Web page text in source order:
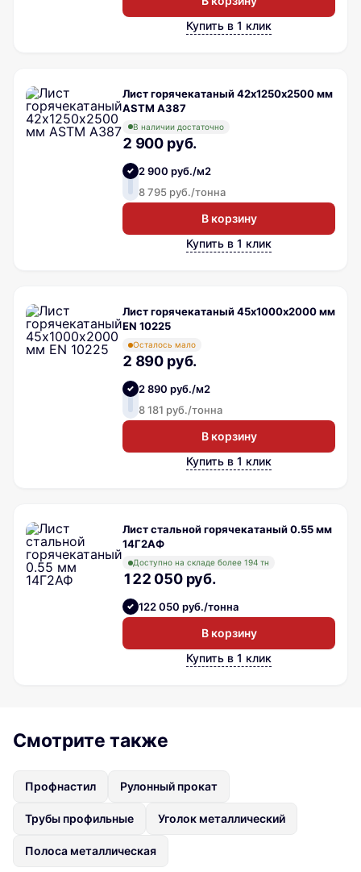
Купить в 1 клик
Лист горячекатаный 42х1250х2500 мм
ASTM A387
В наличии достаточно
2 900 руб.
2 900 руб./м2
8 795 руб./тонна
В корзину
Купить в 1 клик
Лист горячекатаный 45х1000х2000 мм
EN 10225
Осталось мало
2 890 руб.
2 890 руб./м2
8 181 руб./тонна
В корзину
Купить в 1 клик
Лист стальной горячекатаный 0.55 мм
14Г2АФ
Доступно на складе более 194 тн
122 050 руб.
122 050 руб./тонна
В корзину
Купить в 1 клик
Смотрите также
Профнастил Рулонный прокат
Трубы профильные Уголок металлический
Полоса металлическая